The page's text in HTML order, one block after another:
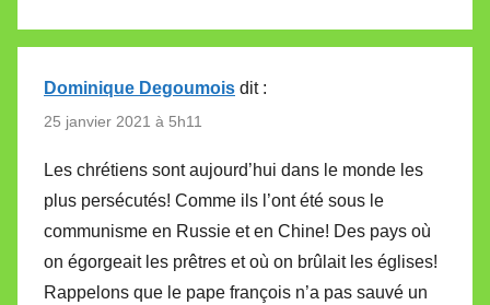
Dominique Degoumois dit :
25 janvier 2021 à 5h11
Les chrétiens sont aujourd’hui dans le monde les
plus persécutés! Comme ils l’ont été sous le
communisme en Russie et en Chine! Des pays où
on égorgeait les prêtres et où on brûlait les églises!
Rappelons que le pape françois n’a pas sauvé un